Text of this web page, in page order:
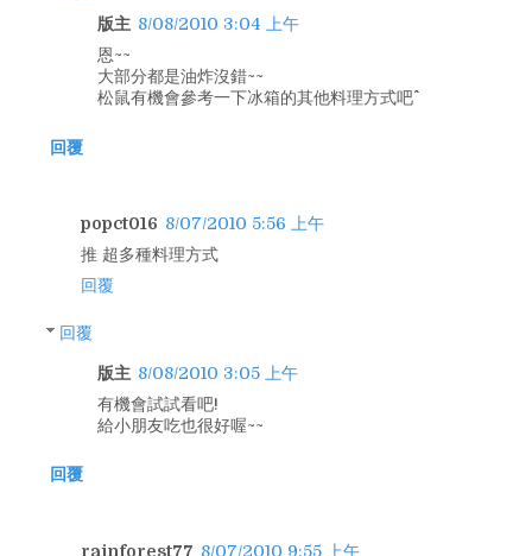
版主 8/08/2010 3:04 上午
恩~~
大部分都是油炸沒錯~~
松鼠有機會參考一下冰箱的其他料理方式吧^^
回覆
popct016 8/07/2010 5:56 上午
推 超多種料理方式
回覆
回覆
版主 8/08/2010 3:05 上午
有機會試試看吧!
給小朋友吃也很好喔~~
回覆
rainforest77 8/07/2010 9:55 上午